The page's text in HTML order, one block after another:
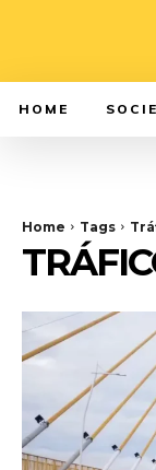
HOME
Home Tags